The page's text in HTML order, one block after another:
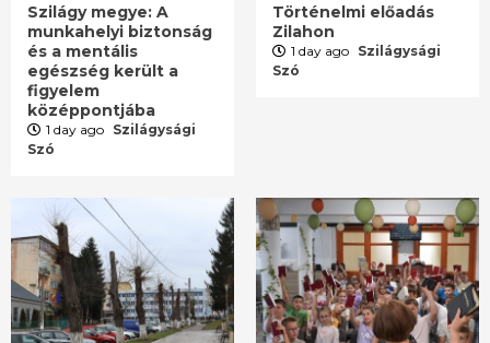
Szilágy megye: A
munkahelyi biztonság
és a mentális
egészség került a
figyelem
középpontjába
1 day ago Szilágysági
Szó
Történelmi előadás
Zilahon
1 day ago Szilágysági
Szó